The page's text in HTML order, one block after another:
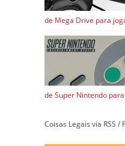
de Mega Drive para
de Super Nintendo
Coisas Legais via RSS /